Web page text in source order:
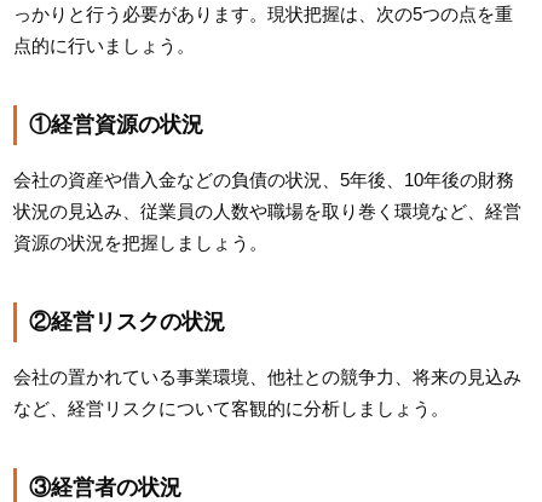
っかりと行う必要があります。現状把握は、次の5つの点を重
点的に行いましょう。
①経営資源の状況
会社の資産や借入金などの負債の状況、5年後、10年後の財務
状況の見込み、従業員の人数や職場を取り巻く環境など、経営
資源の状況を把握しましょう。
②経営リスクの状況
会社の置かれている事業環境、他社との競争力、将来の見込み
など、経営リスクについて客観的に分析しましょう。
③経営者の状況